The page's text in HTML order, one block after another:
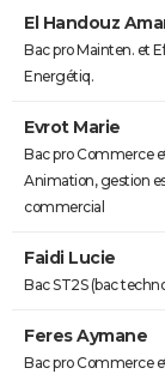
El Handouz
Bac pro Mainten. et
Energétiq.
Evrot Marie
Bac pro Commerce
Animation, gestion
commercial
Faidi Lucie
Bac ST2S (bac
Feres Aymane
Bac pro Commerce